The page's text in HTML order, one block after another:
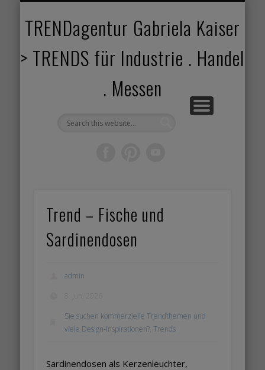
TRENDagentur Gabriela Kaiser
> TRENDS für Industrie . Handel
. Messen
Trend – Fische und
Sardinendosen
admin
Sie suchen kommerzielle Trendthemen und
viele Design-Inspirationen? Trends
Sardinendosen als Kerzenleuchter,